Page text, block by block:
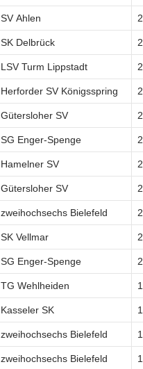
SV Ahlen
SK Delbrück
LSV Turm Lippstadt
Herforder SV Königsspring
Gütersloher SV
SG Enger-Spenge
Hamelner SV
Gütersloher SV
zweihochsechs Bielefeld
SK Vellmar
SG Enger-Spenge
TG Wehlheiden
Kasseler SK
zweihochsechs Bielefeld
zweihochsechs Bielefeld